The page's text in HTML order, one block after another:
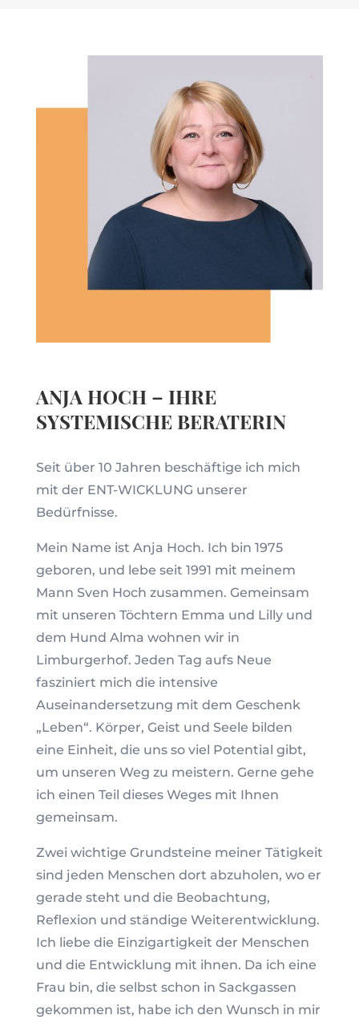
ANJA HOCH – IHRE
SYSTEMISCHE BERATERIN
Seit über 10 Jahren beschäftige ich mich
mit der ENT-WICKLUNG unserer
Bedürfnisse.
Mein Name ist Anja Hoch. Ich bin 1975
geboren, und lebe seit 1991 mit meinem
Mann Sven Hoch zusammen. Gemeinsam
mit unseren Töchtern Emma und Lilly und
dem Hund Alma wohnen wir in
Limburgerhof. Jeden Tag aufs Neue
fasziniert mich die intensive
Auseinandersetzung mit dem Geschenk
„Leben“. Körper, Geist und Seele bilden
eine Einheit, die uns so viel Potential gibt,
um unseren Weg zu meistern. Gerne gehe
ich einen Teil dieses Weges mit Ihnen
gemeinsam.
Zwei wichtige Grundsteine meiner Tätigkeit
sind jeden Menschen dort abzuholen, wo er
gerade steht und die Beobachtung,
Reflexion und ständige Weiterentwicklung.
Ich liebe die Einzigartigkeit der Menschen
und die Entwicklung mit ihnen.​ Da ich eine
Frau bin, die selbst schon in Sackgassen
gekommen ist, habe ich den Wunsch in mir